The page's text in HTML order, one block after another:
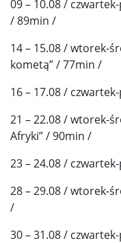
09 – 10.08 /
/ 89min /
14 – 15.08 / wtorek-
kometą” / 77min /
16 – 17.08 /
21 – 22.08 / wtorek-
Afryki” / 90min /
23 – 24.08 /
28 – 29.08 / wtorek-
/
30 – 31.08 /